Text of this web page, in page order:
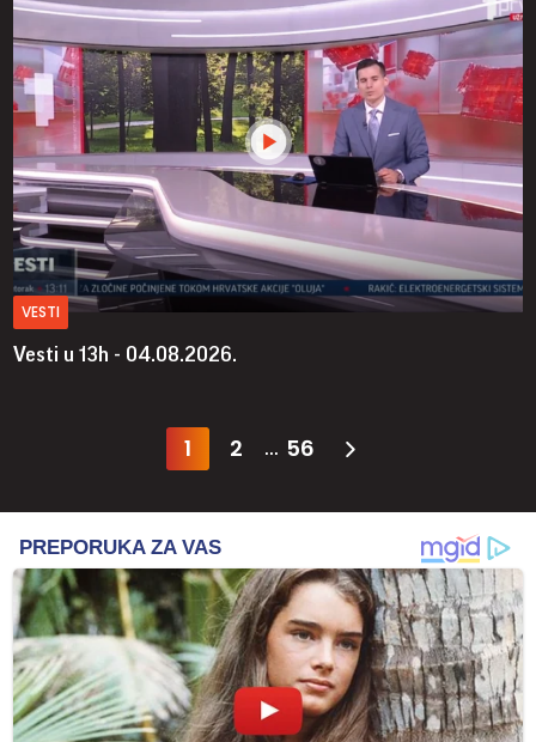
VESTI
Vesti u 13h - 04.08.2026.
1 2 ... 56